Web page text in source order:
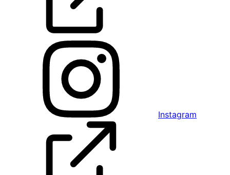
Instagram